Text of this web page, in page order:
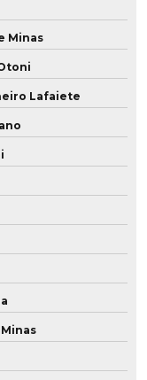
Minas
Lafaiete